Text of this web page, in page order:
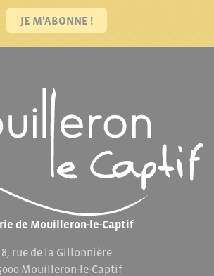
JE M'ABONNE !
de Mouilleron-le-Captif
8, rue de la Gillonnière
Mouilleron-le-Captif